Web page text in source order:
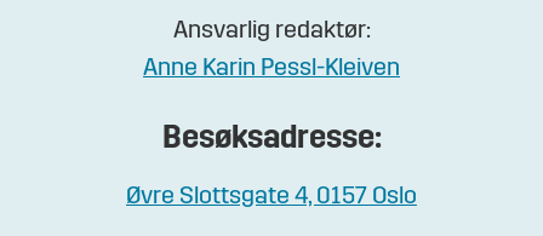
Ansvarlig redaktør:
Anne Karin Pessl-Kleiven
Besøksadresse:
Øvre Slottsgate 4, 0157 Oslo